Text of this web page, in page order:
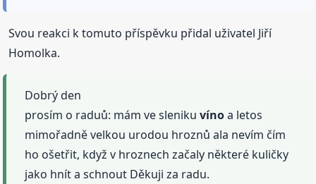
Svou reakci k tomuto příspěvku přidal uživatel Jiří
Homolka.
Dobrý den
prosím o raduů: mám ve slenikuvínoa letos
mimořadně velkou urodou hroznů ala nevím čím
ho ošetřit, když v hroznech začaly některé kuličky
jako hnít a schnout Děkuji za radu.